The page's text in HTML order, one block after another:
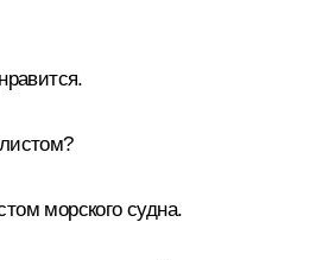
морского судна.